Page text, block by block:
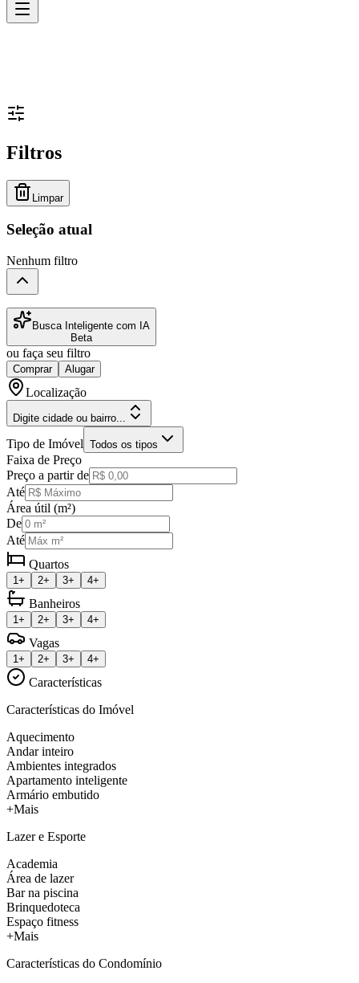
Filtros
Limpar
Seleção atual
Nenhum filtro
Busca Inteligente com IA
Beta
ou faça seu filtro
Comprar Alugar
Localização
Digite cidade ou bairro...
Tipo de Imóvel Todos os tipos
Faixa de Preço
Preço a partir de
Até
Área útil (m²)
De
Até
Quartos
1+ 2+ 3+ 4+
Banheiros
1+ 2+ 3+ 4+
Vagas
1+ 2+ 3+ 4+
Características
Características do Imóvel
Aquecimento
Andar inteiro
Ambientes integrados
Apartamento inteligente
Armário embutido
+Mais
Lazer e Esporte
Academia
Área de lazer
Bar na piscina
Brinquedoteca
Espaço fitness
+Mais
Características do Condomínio